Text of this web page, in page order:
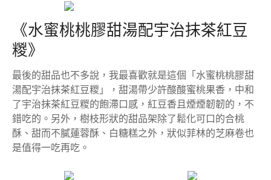
《水蜜桃桃膠甜湯配宇治抹茶紅豆
糉》
最後的甜品也不多說，我最喜歡就是這個「水蜜桃桃膠甜
湯配宇治抹茶紅豆糉」，甜湯帶少許酸酸蜜桃果香，中和
了宇治抹茶紅豆糉的飽滯口感，紅豆香且煙煙韌韌的，不
錯吃的。另外，樹枝形狀的甜品架除了鬆化可口的合桃
酥、甜而不膩蓮蓉酥、白糖糕之外，狀似菲林的芝麻卷也
是值得一吃再吃。